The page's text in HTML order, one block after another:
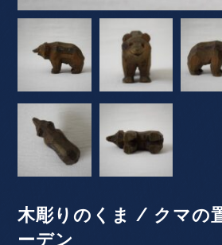
木彫りのくま / クマの
ーデン